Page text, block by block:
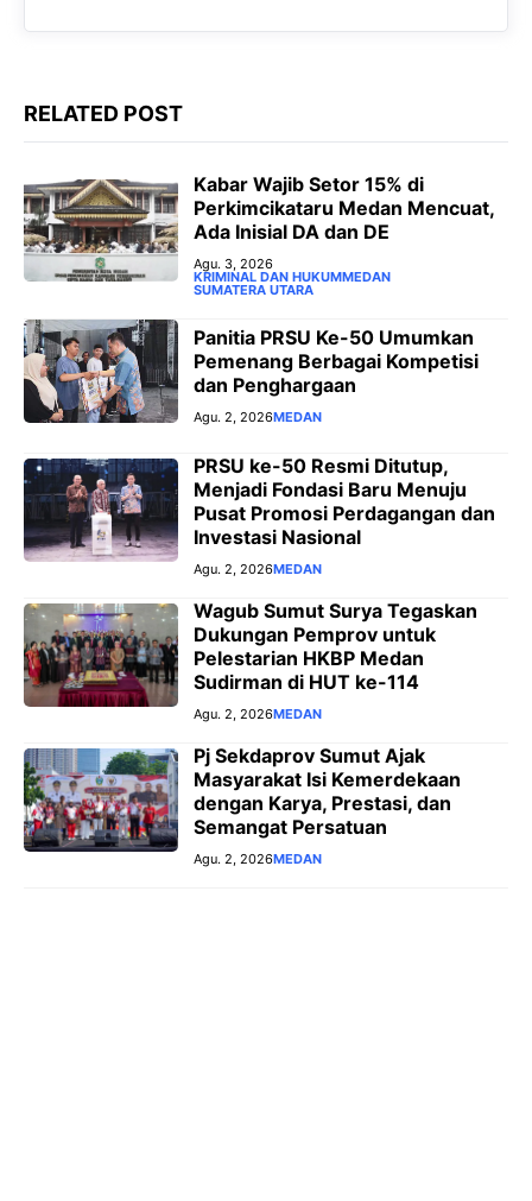
RELATED POST
‎Kabar Wajib Setor 15% di
Perkimcikataru Medan Mencuat,
Ada Inisial DA dan DE
Agu. 3, 2026
KRIMINAL DAN HUKUMMEDAN
SUMATERA UTARA
Panitia PRSU Ke-50 Umumkan
Pemenang Berbagai Kompetisi
dan Penghargaan
Agu. 2, 2026MEDAN
PRSU ke-50 Resmi Ditutup,
Menjadi Fondasi Baru Menuju
Pusat Promosi Perdagangan dan
Investasi Nasional
Agu. 2, 2026MEDAN
Wagub Sumut Surya Tegaskan
Dukungan Pemprov untuk
Pelestarian HKBP Medan
Sudirman di HUT ke-114
Agu. 2, 2026MEDAN
Pj Sekdaprov Sumut Ajak
Masyarakat Isi Kemerdekaan
dengan Karya, Prestasi, dan
Semangat Persatuan
Agu. 2, 2026MEDAN